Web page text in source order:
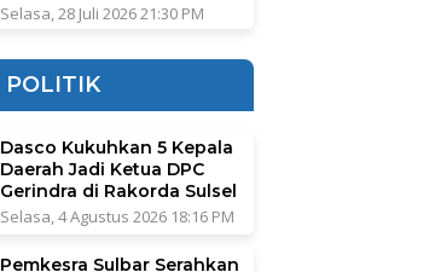
Selasa, 28 Juli 2026 21:30 PM
POLITIK
Dasco Kukuhkan 5 Kepala
Daerah Jadi Ketua DPC
Gerindra di Rakorda Sulsel
Selasa, 4 Agustus 2026 18:16 PM
Pemkesra Sulbar Serahkan